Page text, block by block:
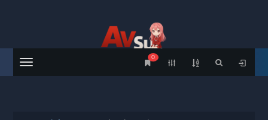
Menu
0